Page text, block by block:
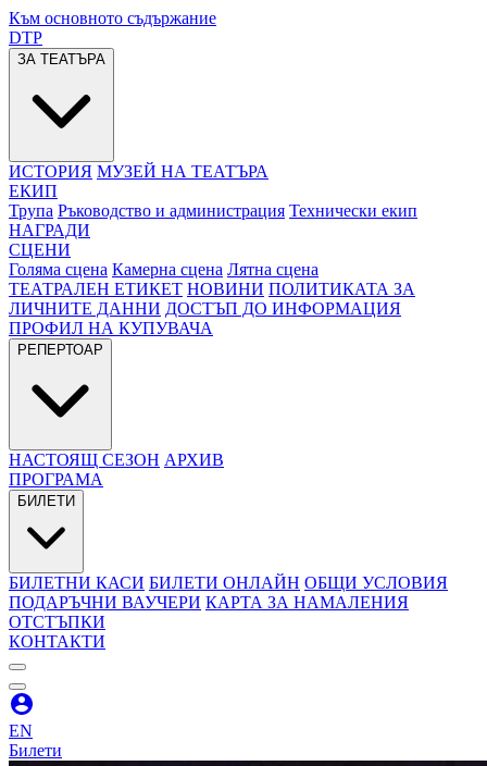
Към основното съдържание
DTP
ЗА ТЕАТЪРА
ИСТОРИЯ МУЗЕЙ НА ТЕАТЪРА
ЕКИП
Трупа Ръководство и администрация Технически екип
НАГРАДИ
СЦЕНИ
Голяма сцена Камерна сцена Лятна сцена
ТЕАТРАЛЕН ЕТИКЕТ НОВИНИ ПОЛИТИКАТА ЗА
ЛИЧНИТЕ ДАННИ ДОСТЪП ДО ИНФОРМАЦИЯ
ПРОФИЛ НА КУПУВАЧА
РЕПЕРТОАР
НАСТОЯЩ СЕЗОН АРХИВ
ПРОГРАМА
БИЛЕТИ
БИЛЕТНИ КАСИ БИЛЕТИ ОНЛАЙН ОБЩИ УСЛОВИЯ
ПОДАРЪЧНИ ВАУЧЕРИ КАРТА ЗА НАМАЛЕНИЯ
ОТСТЪПКИ
КОНТАКТИ
EN
Билети